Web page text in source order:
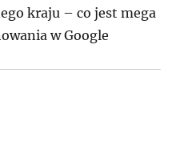
kraju – co jest mega
w Google